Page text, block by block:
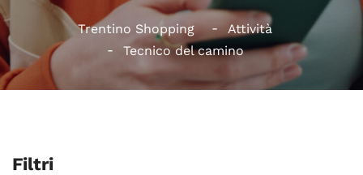
Trentino Shopping
Attività
Tecnico del camino
Filtri